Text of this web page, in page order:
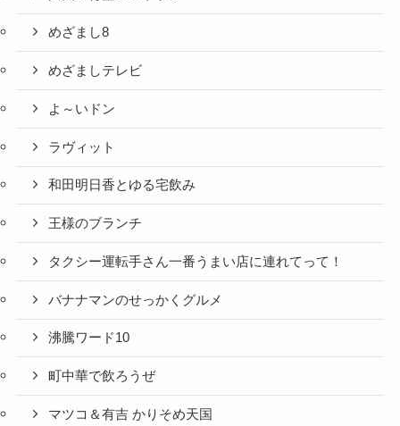
めざまし8
めざましテレビ
よ～いドン
ラヴィット
和田明日香とゆる宅飲み
王様のブランチ
タクシー運転手さん一番うまい店に連れてって！
バナナマンのせっかくグルメ
沸騰ワード10
町中華で飲ろうぜ
マツコ＆有吉 かりそめ天国